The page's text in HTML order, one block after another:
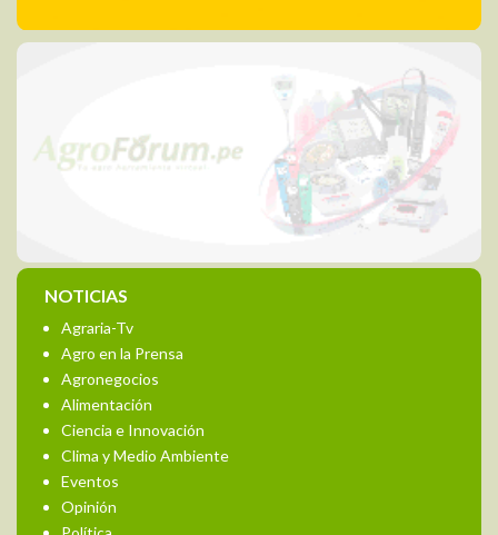
NOTICIAS
Agraria-Tv
Agro en la Prensa
Agronegocios
Alimentación
Ciencia e Innovación
Clima y Medio Ambiente
Eventos
Opinión